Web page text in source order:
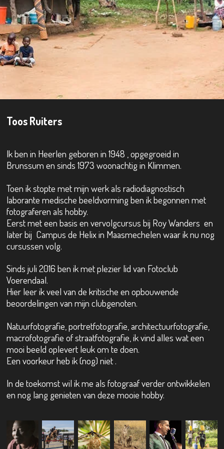
Toos Ruiters
Ik ben in Heerlen geboren in 1948 , opgegroeid in
Brunssum en sinds 1973 woonachtig in Klimmen.
Toen ik stopte met mijn werk als radiodiagnostisch
laborante medische beeldvorming ben ik begonnen met
fotograferen als hobby.
Eerst met een basis en vervolgcursus bij Roy Wanders en
later bij Campus de Helix in Maasmechelen waar ik nu nog
cursussen volg.
Sinds juli 2016 ben ik met plezier lid van Fotoclub
Voerendaal.
Hier leer ik veel van de kritische en opbouwende
beoordelingen van mijn clubgenoten.
Natuurfotografie, portretfotografie, architectuurfotografie,
macrofotografie of straatfotografie, ik vind alles wat een
mooi beeld oplevert leuk om te doen.
Een voorkeur heb ik (nog) niet .
In de toekomst wil ik me als fotograaf verder ontwikkelen
en nog lang genieten van deze mooie hobby.